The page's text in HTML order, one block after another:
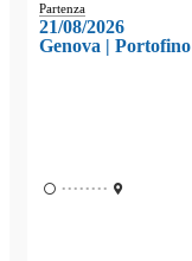
Partenza
21/08/2026
Genova | Portofino
••••••••